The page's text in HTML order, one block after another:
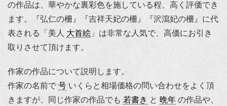
の作品は、華やかな裏彩色を施している程、高く評価でき
ます。『弘仁の柵』『吉祥天妃の柵』『沢瀉妃の柵』に代
表される「美人 大首絵 」は非常な人気で、高価にお引き
取りさせて頂けます。
作家の作品について説明します。
作家の名前で号 いくらと相場価格の問い合わせをよく頂
きますが、同じ作家の作品でも 若書き と 晩年 の作品や、